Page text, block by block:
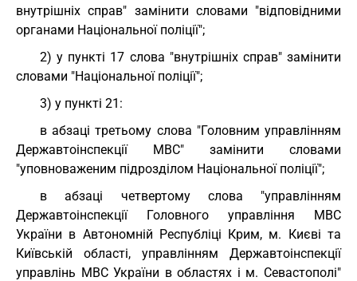
внутрішніх справ" замінити словами "відповідними
органами Національної поліції";
2) у пункті 17 слова "внутрішніх справ" замінити
словами "Національної поліції";
3) у пункті 21:
в абзаці третьому слова "Головним управлінням
Державтоінспекції МВС" замінити словами
"уповноваженим підрозділом Національної поліції";
в абзаці четвертому слова "управлінням
Державтоінспекції Головного управління МВС
України в Автономній Республіці Крим, м. Києві та
Київській області, управлінням Державтоінспекції
управлінь МВС України в областях і м. Севастополі"